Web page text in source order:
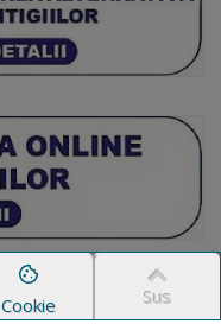
Cookie Sus